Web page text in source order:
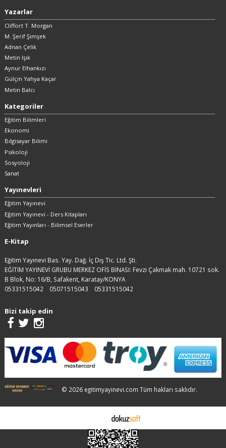
Yazarlar
Cliffort T. Morgan
M. Şerif Şimşek
Adnan Çelik
Metin Işık
Aynur Elhankızı
Gülçin Yahya Kaçar
Metin Balcı
Kategoriler
Eğitim Bilimleri
Ekonomi
Bilgisayar Bilimi
Psikoloji
Sosyoloji
Sanat
Yayınevleri
Eğitim Yayınevi
Eğitim Yayınevi - Ders Kitapları
Eğitim Yayınları - Bilimsel Eserler
E-Kitap
Eğitim Yayınevi Bas. Yay. Dağ. İç Dış Tic. Ltd. Şti.
EĞİTİM YAYINEVİ GRUBU MERKEZ OFİS BİNASI: Fevzi Çakmak mah. 10721 sok.
B Blok, No: 16/B, Safakent, Karatay/KONYA
05331515042
05071515043 05331515042
Bizi takip edin
© 2026 egitimyayinevi.com Tüm hakları saklıdır.